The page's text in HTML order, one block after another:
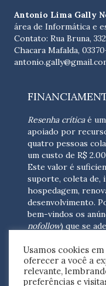
Antonio Lima Gally
área de Informática e
Contato: Rua Bruna,
Chacara Mafalda,
Resenha críticaé
apoiado por
quatro pessoas
um custo de R$
Este valor é
suporte, coleta de,
hospedagem,
desenvolvimento.
bem-vindos os
nofollow) que se
nós
FONTES E
Usamos cookies
oferecer a você a
relevante,
preferências e